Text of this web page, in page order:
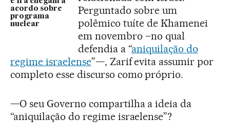
acordo sobre
programa
nuclear
Perguntado sobre um
polêmico tuíte de Khamenei
em novembro –no qual
defendia a “aniquilação do
regime israelense”—, Zarif evita assumir por
completo esse discurso como próprio.
—O seu Governo compartilha a ideia da
“aniquilação do regime israelense”?